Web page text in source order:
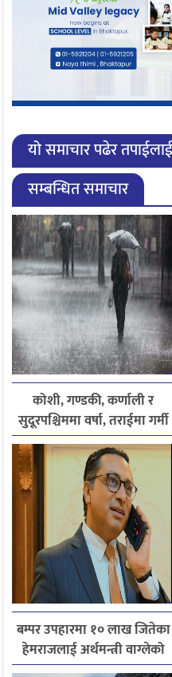
यो समाचार पढेर
सम्बन्धित समाचार
कोशी, गण्डकी, कर्णाली र
सुदूरपश्चिममा वर्षा, तराईमा गर्मी
बढ्ने अनुमान
बम्पर उपहारमा १० लाख जितेका
हेमराजलाई अर्थमन्त्री वाग्लेको
फोन, रुपन्देहीकी सपनाले